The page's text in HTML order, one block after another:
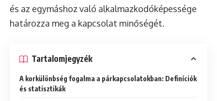
és az egymáshoz való alkalmazkodóképessége
határozza meg a kapcsolat minőségét.
Tartalomjegyzék
A korkülönbség fogalma a párkapcsolatokban: Definíciók
és statisztikák